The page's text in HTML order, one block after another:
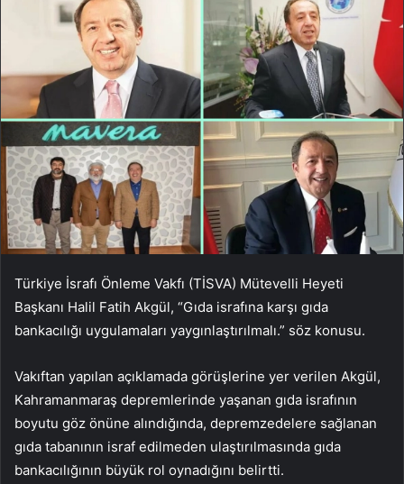
Türkiye İsrafı Önleme Vakfı (TİSVA) Mütevelli Heyeti
Başkanı Halil Fatih Akgül, “Gıda israfına karşı gıda
bankacılığı uygulamaları yaygınlaştırılmalı.” söz konusu.
Vakıftan yapılan açıklamada görüşlerine yer verilen Akgül,
Kahramanmaraş depremlerinde yaşanan gıda israfının
boyutu göz önüne alındığında, depremzedelere sağlanan
gıda tabanının israf edilmeden ulaştırılmasında gıda
bankacılığının büyük rol oynadığını belirtti.